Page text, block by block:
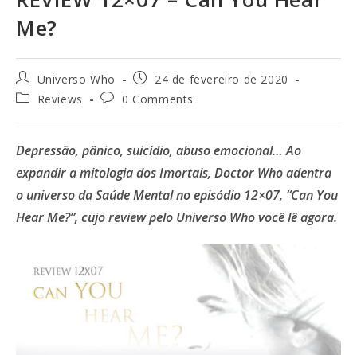
Me?
Universo Who
24 de fevereiro de 2020
Reviews
0 Comments
Depressão, pânico, suicídio, abuso emocional… Ao
expandir a mitologia dos Imortais, Doctor Who adentra
o universo da Saúde Mental no episódio 12×07, “Can You
Hear Me?”, cujo review pelo Universo Who você lê agora.